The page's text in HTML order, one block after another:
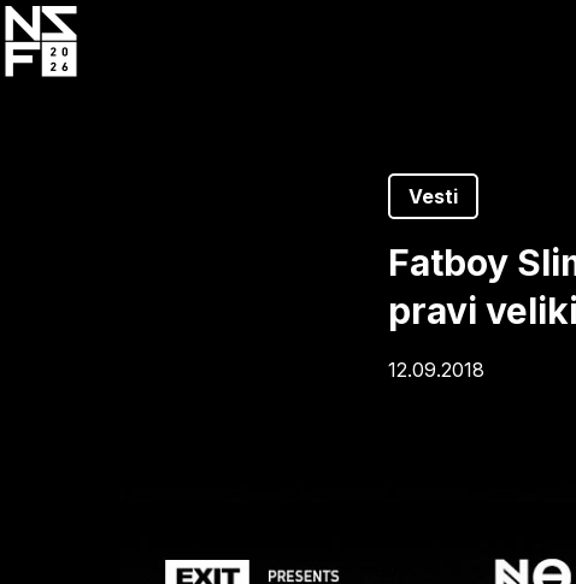
Skip
to
Vesti
Fatboy
pravi
12.09.2018